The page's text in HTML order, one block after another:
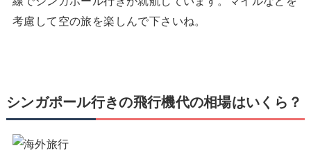
考慮して空の旅を楽しんで下さいね。
シンガポール行きの飛行機代の相場はいくら？